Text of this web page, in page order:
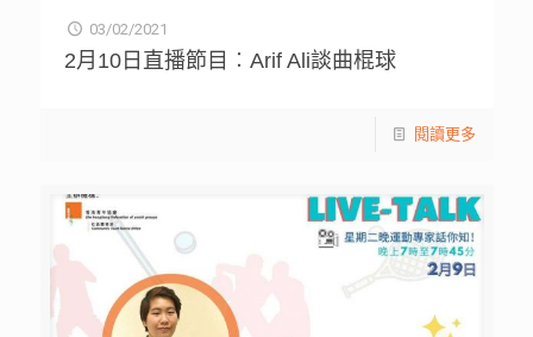
03/02/2021
2月10日直播節目︰Arif Ali談曲棍球
閱讀更多